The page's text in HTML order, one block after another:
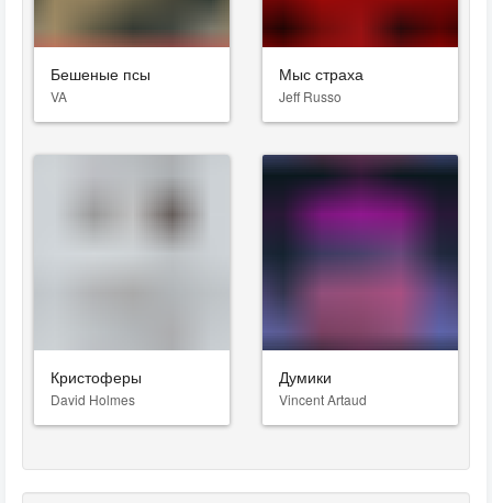
Бешеные псы
VA
Мыс страха
Jeff Russo
Кристоферы
David Holmes
Думики
Vincent Artaud